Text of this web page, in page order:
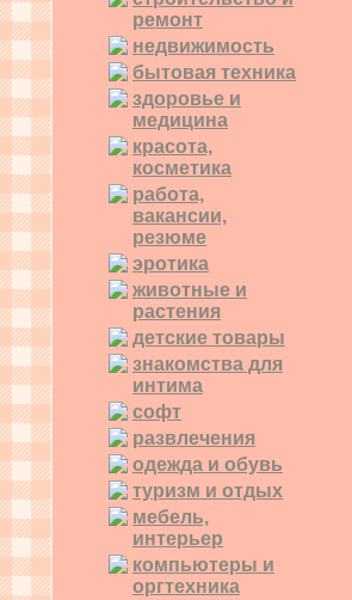
ремонт
недвижимость
бытовая техника
здоровье и
медицина
красота,
косметика
работа,
вакансии,
резюме
эротика
животные и
растения
детские товары
знакомства для
интима
софт
развлечения
одежда и обувь
туризм и отдых
мебель,
интерьер
компьютеры и
оргтехника